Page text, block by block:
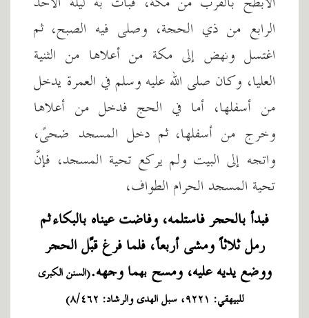
الرابع من ذي الحجة، وصلى فيه الصبح، ثم
اغتسل ونهض إلى مكة من أعلاها من الثنية
العليا، وكان صلى الله عليه وسلم في العمرة يدخل
من أسفلها، أما في الحج فدخل من أعلاها
وخرج من أسفلها، ثم دخل المسجد ضحىً،
واتجه إلى البيت ولم يركع تحية المسجد، فإنَّ
تحية المسجد الحرام الطواف،
فبدأ بالحجر فاستلمه، وفاضت عيناه بالبكاء ثم
رمل ثلاثاً ومشى أربعاً، فلما فرغ قبّلَ الحجر
ووضع يديه عليه، ومسح بهما وجهه.(السنن الكبرى
للبيهقي: ٩٢٢١، سبل الهدى والرشاد: ٨/٤٦٢)